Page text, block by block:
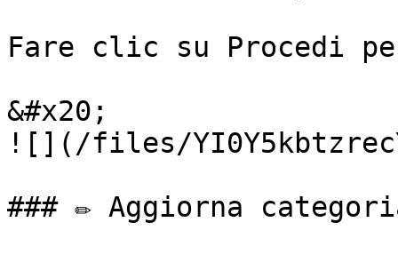
Fare clic su Procedi
&#x20;
![](/files/
### ✏️ Aggiorna